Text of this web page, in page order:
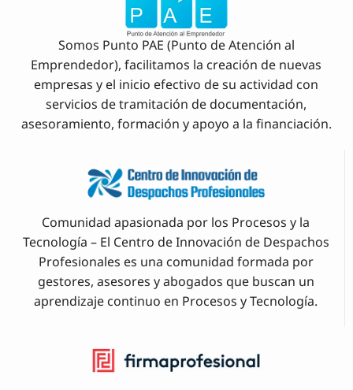
Somos Punto PAE (Punto de Atención al
Emprendedor), facilitamos la creación de nuevas
empresas y el inicio efectivo de su actividad con
servicios de tramitación de documentación,
asesoramiento, formación y apoyo a la financiación.
Comunidad apasionada por los Procesos y la
Tecnología – El Centro de Innovación de Despachos
Profesionales es una comunidad formada por
gestores, asesores y abogados que buscan un
aprendizaje continuo en Procesos y Tecnología.